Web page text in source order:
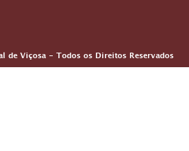
de Viçosa - Todos os Direitos Reservados